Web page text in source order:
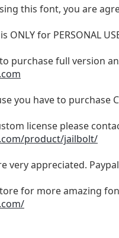
this font, you are
for PERSONAL
purchase full version
you have to purchase
license please
product/jailbolt/
very appreciated.
for more amazing